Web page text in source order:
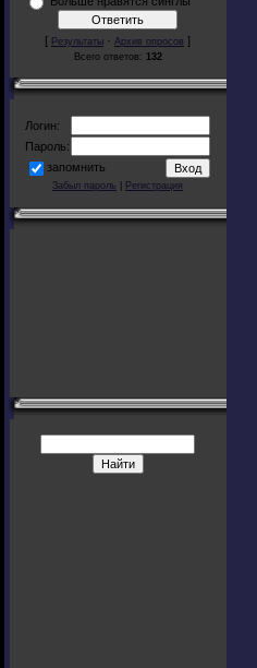
[ Результаты · Архив опросов ]
Всего ответов: 132
Логин:
Пароль:
запомнить
Забыл пароль Регистрация